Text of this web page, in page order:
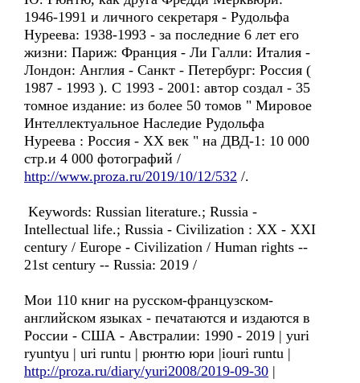
1946-1991 и личного секретаря - Рудольфа
Нуреева: 1938-1993 - за последние 6 лет его
жизни: Париж: Франция - Ли Галли: Италия -
Лондон: Англия - Санкт - Петербург: Россия (
1987 - 1993 ). С 1993 - 2001: автор создал - 35
томное издание: из более 50 томов " Мировое
Интеллектуальное Наследие Рудольфа
Нуреева : Россия - ХX век " на ДВД-1: 10 000
стр.и 4 000 фотографий /
http://www.proza.ru/2019/10/12/532 /.
Keywords: Russian literature.; Russia -
Intellectual life.; Russia - Civilization : XX - XXI
century / Europe - Civilization / Human rights --
21st century -- Russia: 2019 /
Мои 110 книг на русском-французском-
английском языках - печатаются и издаются в
России - США - Австралии: 1990 - 2019 | yuri
ryuntyu | uri runtu | рюнтю юри |iouri runtu |
http://proza.ru/diary/yuri2008/2019-09-30 |